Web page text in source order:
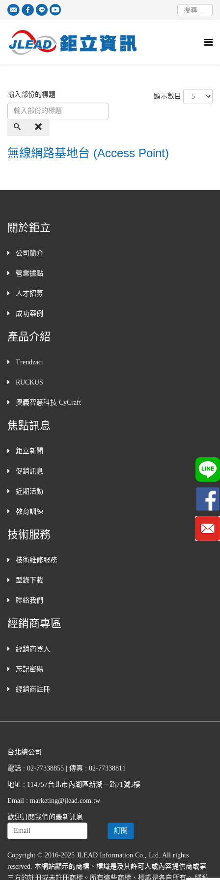
輸入部份的標題 顯示數目
無線網路基地台 (Access Point)
關於鉅立
公司簡介
營業據點
人才招募
成功案例
產品介紹
Trendzact
RUCKUS
奧義智慧科技 CyCraft
焦點訊息
鉅立新聞
促銷訊息
近期活動
教育訓練
技術服務
技術維修服務
型錄下載
聯絡我們
經銷商專區
經銷商登入
忘記密碼
經銷商註冊
台北總公司
電話 : 02-77338855 | 傳真 : 02-77338811
地址 : 114757台北市內湖區新湖一路71號5樓
Email : marketing@jlead.com.tw
歡迎訂閱我們的最新訊息
Copyright © 2016-2025 JLEAD Information Co., Ltd. All rights
reserved. 本網站顯示的商標、標識是及其許可人或內容提供商或第
三方的註冊或未註冊商標。所有這些商標、標識是各自所有。隱私